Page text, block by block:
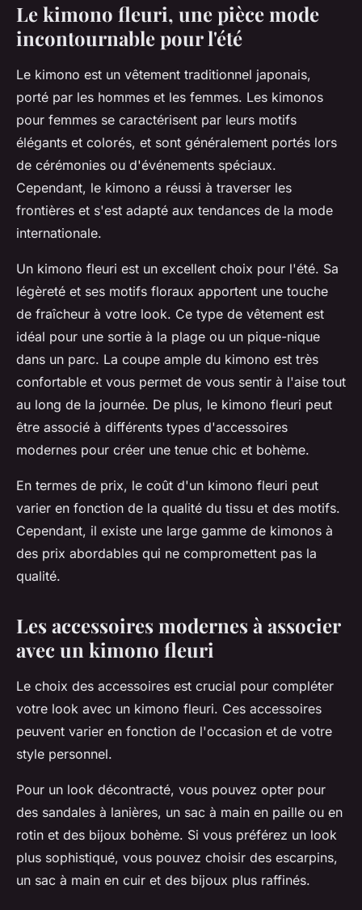
Le kimono fleuri, une pièce mode
incontournable pour l'été
Le kimono est un vêtement traditionnel japonais,
porté par les hommes et les femmes. Les kimonos
pour femmes se caractérisent par leurs motifs
élégants et colorés, et sont généralement portés lors
de cérémonies ou d'événements spéciaux.
Cependant, le kimono a réussi à traverser les
frontières et s'est adapté aux tendances de la mode
internationale.
Un kimono fleuri est un excellent choix pour l'été. Sa
légèreté et ses motifs floraux apportent une touche
de fraîcheur à votre look. Ce type de vêtement est
idéal pour une sortie à la plage ou un pique-nique
dans un parc. La coupe ample du kimono est très
confortable et vous permet de vous sentir à l'aise tout
au long de la journée. De plus, le kimono fleuri peut
être associé à différents types d'accessoires
modernes pour créer une tenue chic et bohème.
En termes de prix, le coût d'un kimono fleuri peut
varier en fonction de la qualité du tissu et des motifs.
Cependant, il existe une large gamme de kimonos à
des prix abordables qui ne compromettent pas la
qualité.
Les accessoires modernes à associer
avec un kimono fleuri
Le choix des accessoires est crucial pour compléter
votre look avec un kimono fleuri. Ces accessoires
peuvent varier en fonction de l'occasion et de votre
style personnel.
Pour un look décontracté, vous pouvez opter pour
des sandales à lanières, un sac à main en paille ou en
rotin et des bijoux bohème. Si vous préférez un look
plus sophistiqué, vous pouvez choisir des escarpins,
un sac à main en cuir et des bijoux plus raffinés.